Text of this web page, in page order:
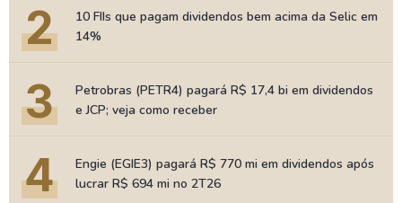
2
10 FIIs que pagam dividendos bem acima da Selic em
14%
3
Petrobras (PETR4) pagará R$ 17,4 bi em dividendos
e JCP; veja como receber
4
Engie (EGIE3) pagará R$ 770 mi em dividendos após
lucrar R$ 694 mi no 2T26